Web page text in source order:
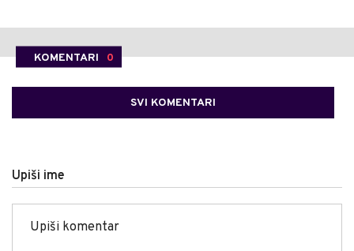
KOMENTARI 0
SVI KOMENTARI
Upiši ime